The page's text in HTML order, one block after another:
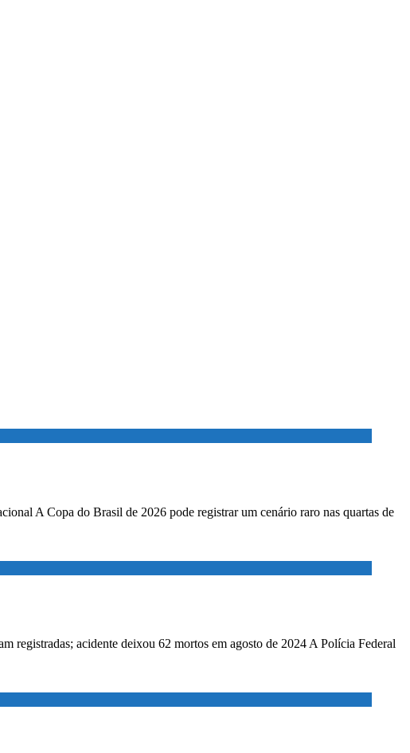
A Copa do Brasil de 2026 pode registrar um cenário raro nas quartas de
registradas; acidente deixou 62 mortos em agosto de 2024 A Polícia Federal